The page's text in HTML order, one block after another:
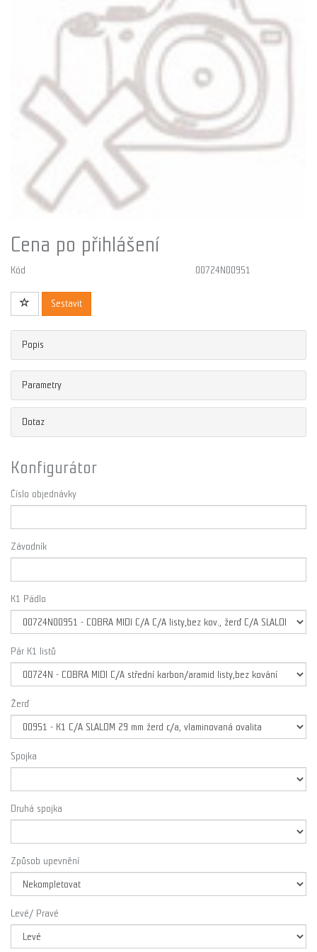
Cena po přihlášení
Kód 00724N00951
Sestavit
Popis
Parametry
Dotaz
Konfigurátor
Číslo objednávky
Závodník
K1 Pádlo
Pár K1 listů
Žerď
Spojka
Druhá spojka
Způsob upevnění
Levé/ Pravé